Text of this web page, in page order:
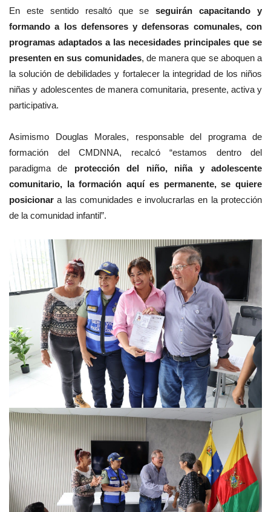
En este sentido resaltó que seseguirán capacitando y
formando a los defensores y defensoras comunales, con
programas adaptados a las necesidades principales que se
presenten en sus comunidades, de manera que se aboquen a
la solución de debilidades y fortalecer la integridad de los niños
niñas y adolescentes de manera comunitaria, presente, activa y
participativa.
Asimismo Douglas Morales, responsable del programa de
formación del CMDNNA, recalcó “estamos dentro del
paradigma de protección del niño, niña y adolescente
comunitario, la formación aquí es permanente, se quiere
posicionara las comunidades e involucrarlas en la protección
de la comunidad infantil”.